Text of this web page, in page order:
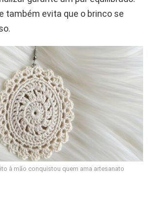
também evita que o brinco se
à mão conquistou quem ama artesanato